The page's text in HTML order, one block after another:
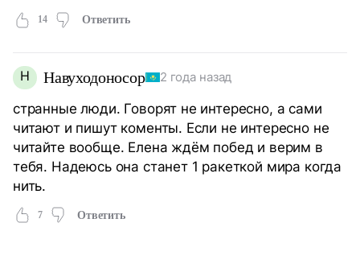
14 Ответить
Н Навуходоносор 2 года назад
странные люди. Говорят не интересно, а сами
читают и пишут коменты. Если не интересно не
читайте вообще. Елена ждём побед и верим в
тебя. Надеюсь она станет 1 ракеткой мира когда
нить.
7 Ответить